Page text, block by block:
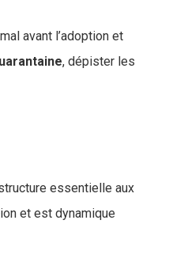
avant l’adoption et
, dépister les
essentielle aux
et est dynamique